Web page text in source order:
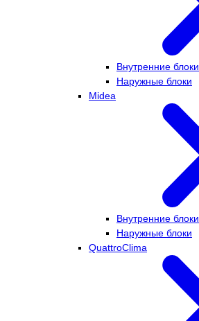
Внутренние блоки
Наружные блоки
Midea
Внутренние блоки
Наружные блоки
QuattroClima